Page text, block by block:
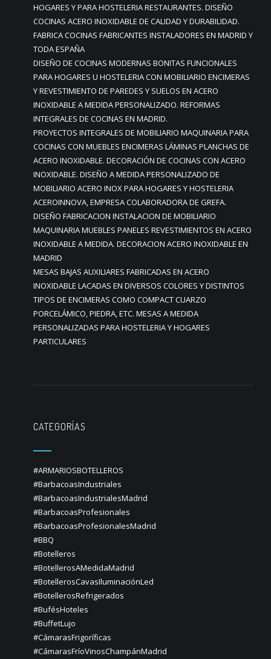
HOGARES Y PARA HOSTELERIA RESTAURANTES. DISEÑO
COCINAS ACERO INOXIDABLE DE CALIDAD Y DURABILIDAD.
FABRICA COCINAS FABRICANTES INSTALADORES EN MADRID Y
TODA ESPAÑA
DISEÑO DE COCINAS MODERNAS BONITAS FUNCIONALES
PARA HOGARES U HOSTELERIA CON MOBILIARIO ENCIMERAS
Y REVESTIMIENTO DE PAREDES Y SUELOS EN ACERO
INOXIDABLE A MEDIDA PERSONALIZADO. REFORMAS
INTEGRALES DE COCINAS EN MADRID.
PROYECTOS INTEGRALES DE MOBILIARIO MAQUINARIA PARA
COCINAS CON MUEBLES ENCIMERAS LÁMINAS PLANCHAS DE
ACERO INOXIDABLE. DECORACIÓN DE COCINAS CON ACERO
INOXIDABLE. DISEÑO A MEDIDA PERSONALIZADO DE
MOBILIARIO ACERO INOX PARA HOGARES Y HOSTELERIA
ACEROINNOVA, EMPRESA COLABORADORA DE GREFA.
DISEÑO FABRICACION INSTALACION DE MOBILIARIO
MAQUINARIA MUEBLES PANELES REVESTIMIENTOS EN ACERO
INOXIDABLE A MEDIDA. DECORACION ACERO INOXIDABLE EN
MADRID
MESAS BAJAS AUXILIARES FABRICADAS EN ACERO
INOXIDABLE LACADAS EN DIVERSOS COLORES Y DISTINTOS
TIPOS DE ENCIMERAS COMO COMPACT CUARZO
PORCELÁMICO, PIEDRA, ETC. MESAS A MEDIDA
PERSONALIZADAS PARA HOSTELERIA Y HOGARES
PARTICULARES
CATEGORÍAS
#ARMARIOSBOTELLEROS
#BarbacoasIndustriales
#BarbacoasIndustrialesMadrid
#BarbacoasProfesionales
#BarbacoasProfesionalesMadrid
#BBQ
#Botelleros
#BotellerosAMedidaMadrid
#BotellerosCavasIluminaciónLed
#BotellerosRefrigerados
#BufésHoteles
#BuffetLujo
#CámarasFrigoríficas
#CámarasFríoVinosChampánMadrid